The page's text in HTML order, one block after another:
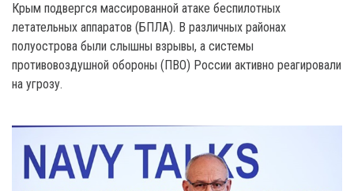
Крым подвергся массированной атаке беспилотных
летательных аппаратов (БПЛА). В различных районах
полуострова были слышны взрывы, а системы
противовоздушной обороны (ПВО) России активно реагировали
на угрозу.